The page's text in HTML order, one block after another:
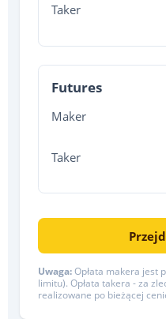
Taker
Futures
Maker
Taker
Uwaga: Opłata makera jest
limitu). Opłata takera - za
realizowane po bieżącej